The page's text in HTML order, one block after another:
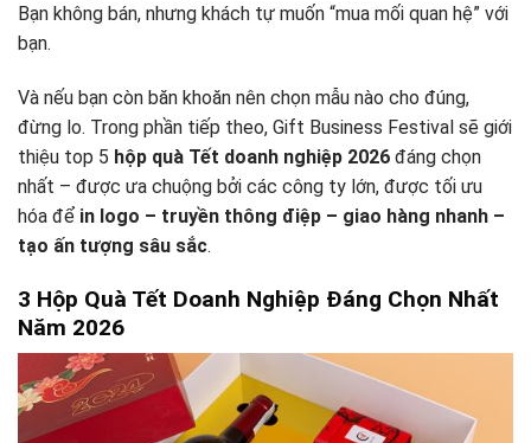
Bạn không bán, nhưng khách tự muốn “mua mối quan hệ” với
bạn.
Và nếu bạn còn băn khoăn nên chọn mẫu nào cho đúng,
đừng lo. Trong phần tiếp theo, Gift Business Festival sẽ giới
thiệu top 5 hộp quà Tết doanh nghiệp 2026 đáng chọn
nhất – được ưa chuộng bởi các công ty lớn, được tối ưu
hóa để in logo – truyền thông điệp – giao hàng nhanh –
tạo ấn tượng sâu sắc.
3 Hộp Quà Tết Doanh Nghiệp Đáng Chọn Nhất
Năm 2026